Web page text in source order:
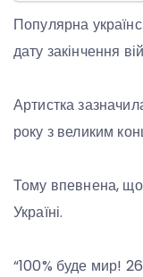
Популярна
дату закінчення
Артистка
року з великим
Тому впевнена,
Україні.
“100% буде мир!